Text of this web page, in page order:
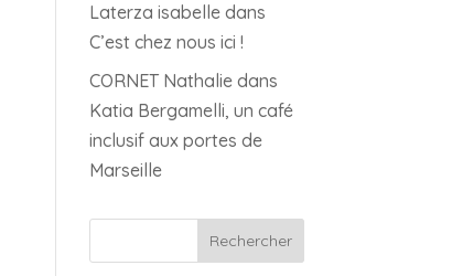
Laterza isabelle dans
C’est chez nous ici !
CORNET Nathalie dans
Katia Bergamelli, un café
inclusif aux portes de
Marseille
Rechercher